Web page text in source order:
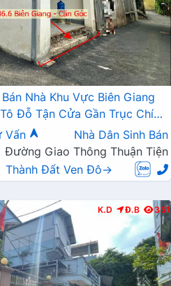
Nhà Khu Vực Biên Giang
Đỗ Tận Cửa Gần Trục Chính
Vấn
Nhà Dân Sinh Bán
Đường Giao Thông Thuận Tiện
Thành Đất Ven Đô→
K.D Đ.B 351